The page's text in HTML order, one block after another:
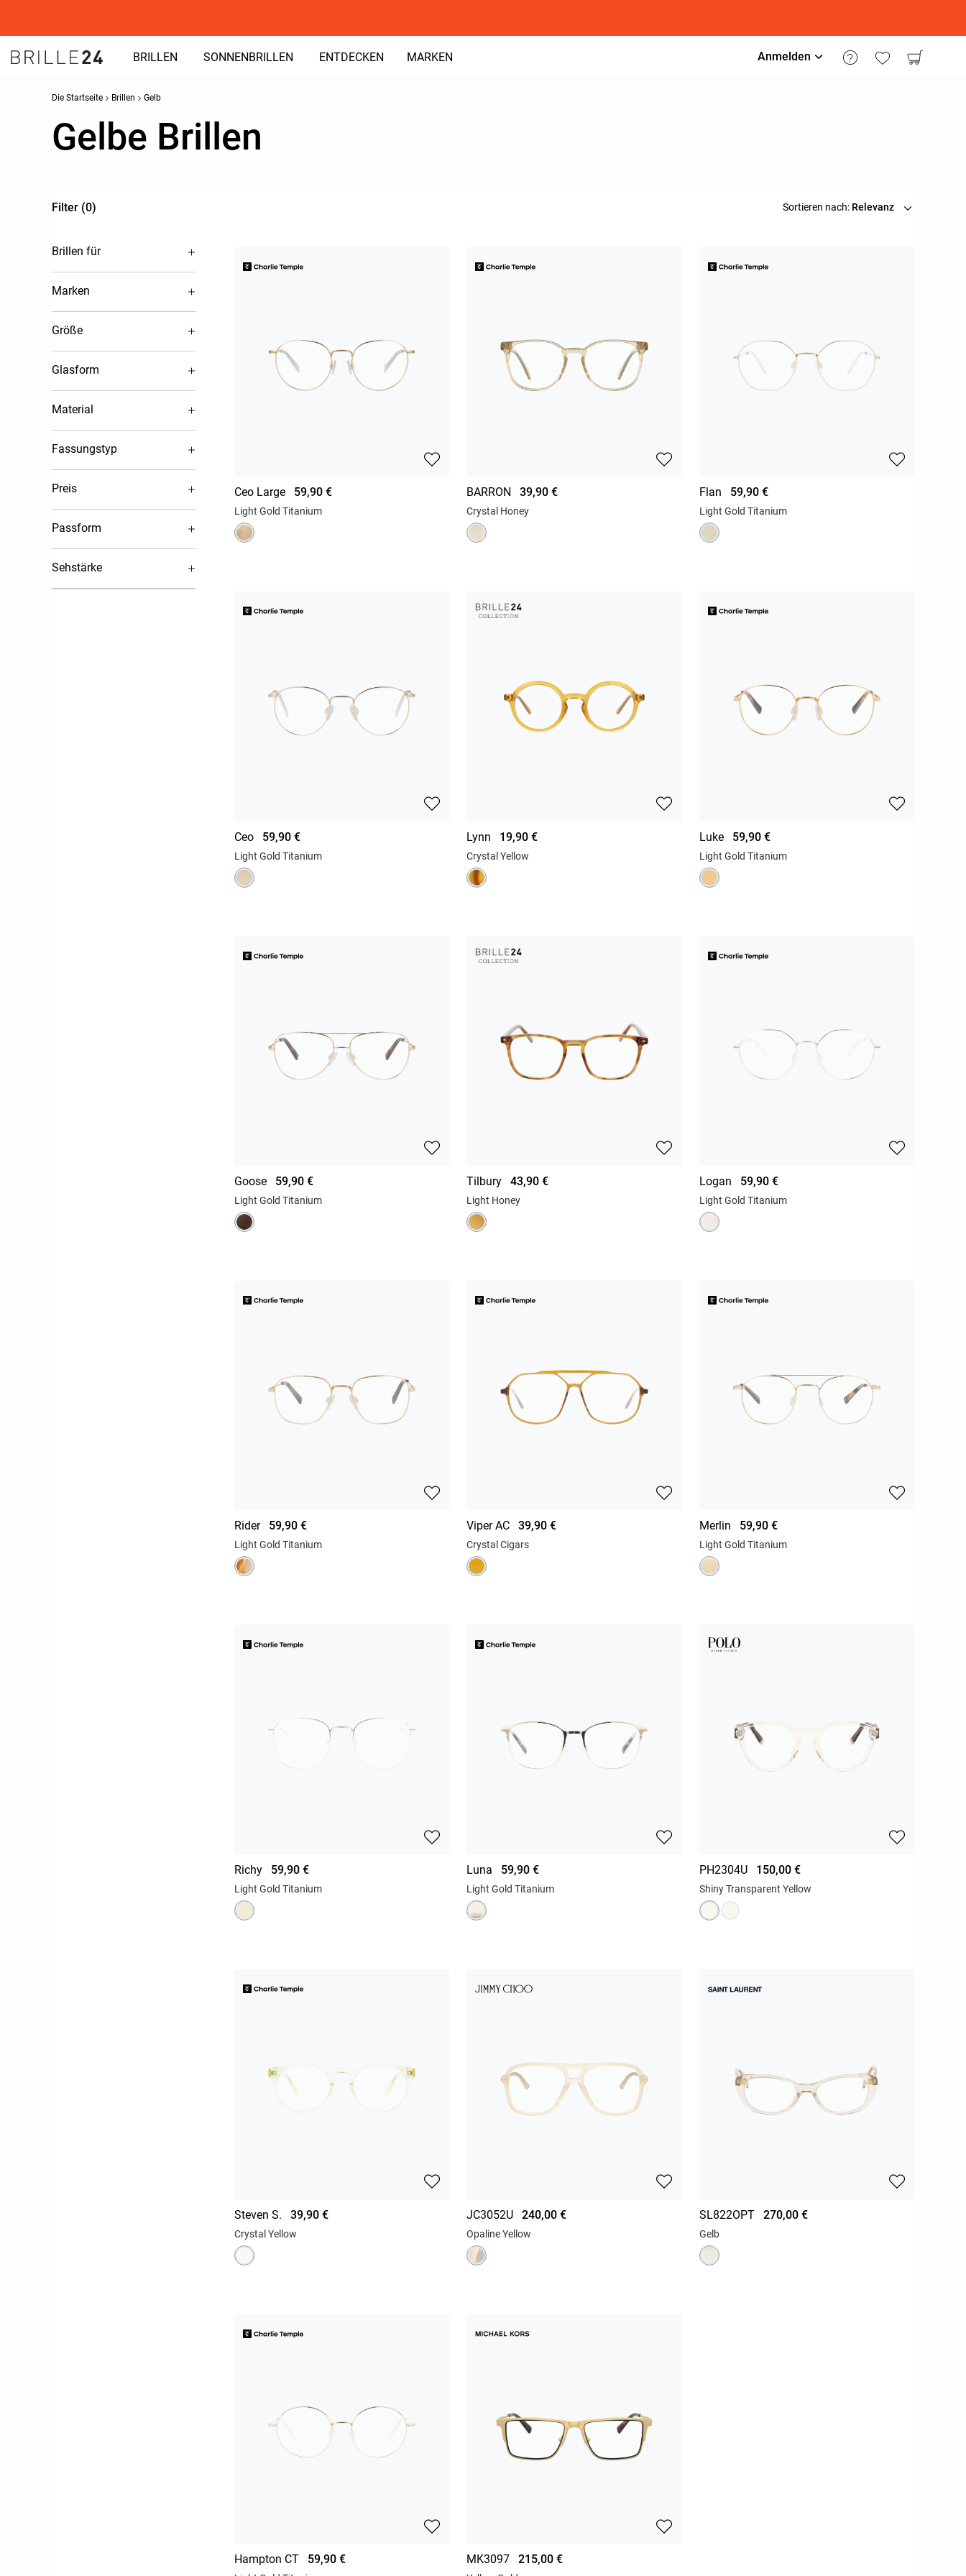
BRILLEN SONNENBRILLEN ENTDECKEN MARKEN Anmelden
Die Startseite Brillen Gelb
Gelbe Brillen
Filter (0) Sortieren nach: Relevanz
Brillen für
Marken
Größe
Glasform
Material
Fassungstyp
Preis
Passform
Sehstärke
Ceo Large 59,90 €
Light Gold Titanium
BARRON 39,90 €
Crystal Honey
Flan 59,90 €
Light Gold Titanium
Ceo 59,90 €
Light Gold Titanium
Lynn 19,90 €
Crystal Yellow
Luke 59,90 €
Light Gold Titanium
Goose 59,90 €
Light Gold Titanium
Tilbury 43,90 €
Light Honey
Logan 59,90 €
Light Gold Titanium
Rider 59,90 €
Light Gold Titanium
Viper AC 39,90 €
Crystal Cigars
Merlin 59,90 €
Light Gold Titanium
Richy 59,90 €
Light Gold Titanium
Luna 59,90 €
Light Gold Titanium
PH2304U 150,00 €
Shiny Transparent Yellow
Steven S. 39,90 €
Crystal Yellow
JC3052U 240,00 €
Opaline Yellow
SL822OPT 270,00 €
Gelb
Hampton CT 59,90 € MK3097 215,00 €